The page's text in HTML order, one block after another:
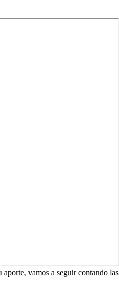
vamos a seguir contando